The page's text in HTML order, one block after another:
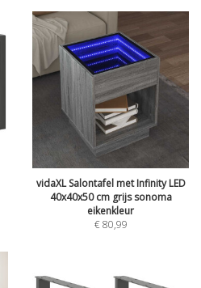
vidaXL Salontafel met Infinity LED
40x40x50 cm grijs sonoma
eikenkleur
€80,99